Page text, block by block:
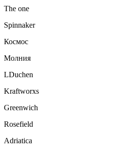
The one
Spinnaker
Космос
Молния
LDuchen
Kraftworxs
Greenwich
Rosefield
Adriatica